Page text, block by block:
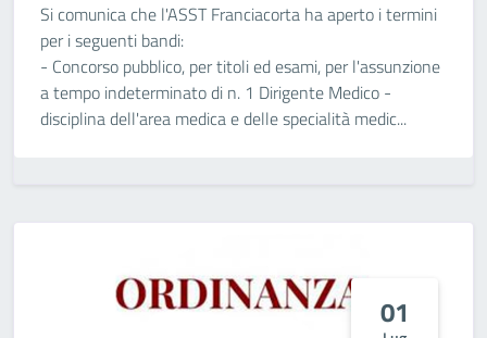
Si comunica che l'ASST Franciacorta ha aperto i termini
per i seguenti bandi:
- Concorso pubblico, per titoli ed esami, per l'assunzione
a tempo indeterminato di n. 1 Dirigente Medico -
disciplina dell'area medica e delle specialità medic...
01